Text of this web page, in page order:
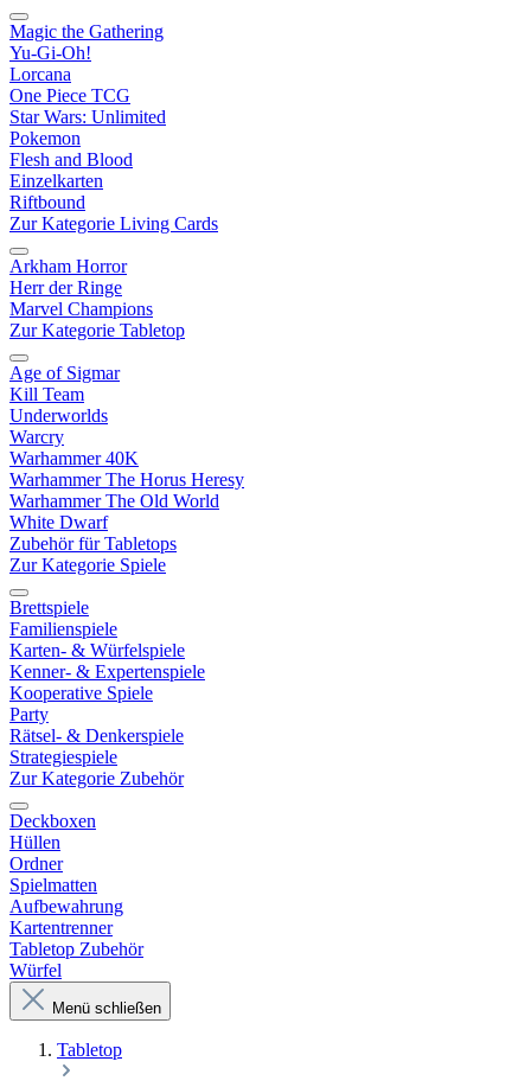
Magic the Gathering
Yu-Gi-Oh!
Lorcana
One Piece TCG
Star Wars: Unlimited
Pokemon
Flesh and Blood
Einzelkarten
Riftbound
Zur Kategorie Living Cards
Arkham Horror
Herr der Ringe
Marvel Champions
Zur Kategorie Tabletop
Age of Sigmar
Kill Team
Underworlds
Warcry
Warhammer 40K
Warhammer The Horus Heresy
Warhammer The Old World
White Dwarf
Zubehör für Tabletops
Zur Kategorie Spiele
Brettspiele
Familienspiele
Karten- & Würfelspiele
Kenner- & Expertenspiele
Kooperative Spiele
Party
Rätsel- & Denkerspiele
Strategiespiele
Zur Kategorie Zubehör
Deckboxen
Hüllen
Ordner
Spielmatten
Aufbewahrung
Kartentrenner
Tabletop Zubehör
Würfel
Menü schließen
Tabletop